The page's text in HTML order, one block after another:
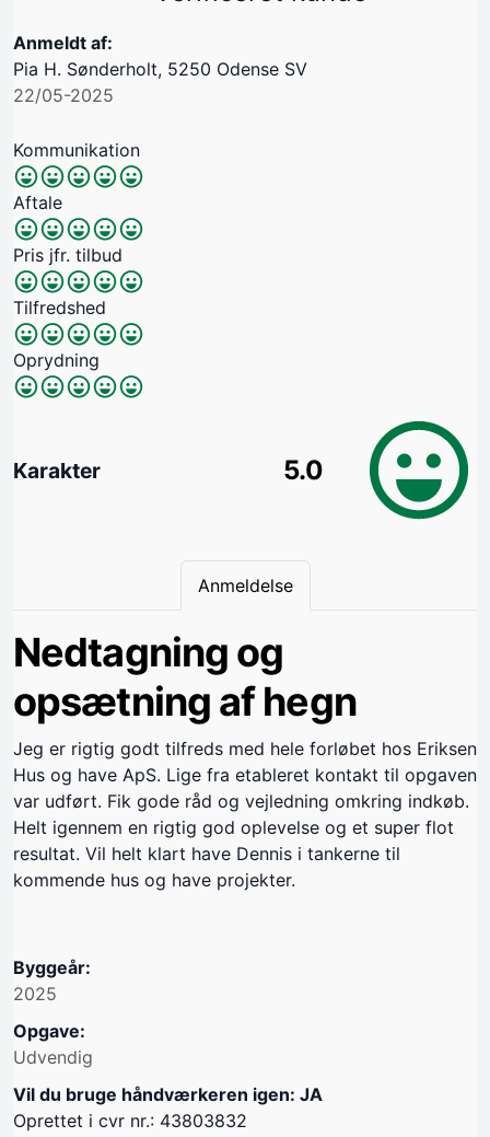
Anmeldt af:
Pia H. Sønderholt, 5250 Odense SV
22/05-2025
Kommunikation
Aftale
Pris jfr. tilbud
Tilfredshed
Oprydning
Karakter 5.0
Anmeldelse
Nedtagning og
opsætning af hegn
Jeg er rigtig godt tilfreds med hele forløbet hos Eriksen
Hus og have ApS. Lige fra etableret kontakt til opgaven
var udført. Fik gode råd og vejledning omkring indkøb.
Helt igennem en rigtig god oplevelse og et super flot
resultat. Vil helt klart have Dennis i tankerne til
kommende hus og have projekter.
Byggeår:
2025
Opgave:
Udvendig
Vil du bruge håndværkeren igen: JA
Oprettet i cvr nr.: 43803832